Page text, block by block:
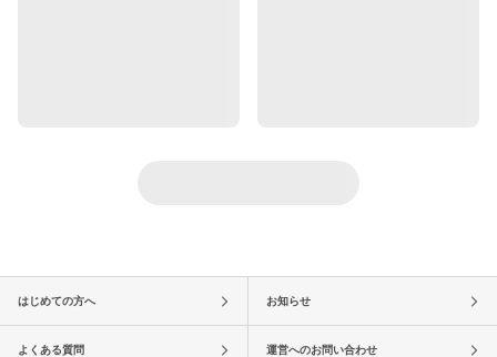
はじめての方へ お知らせ
よくある質問 運営へのお問い合わせ